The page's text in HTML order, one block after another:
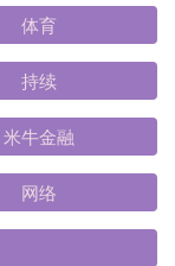
体育
持续
米牛金融
网络